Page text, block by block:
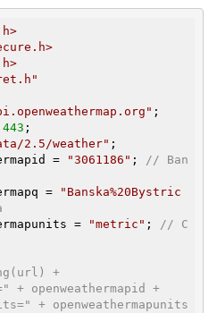
443
2.5/weather"
= "3061186" ; // Ban
=
"Banska%20Bystric
= "metric" ; // C
+
+
openweathermapunits